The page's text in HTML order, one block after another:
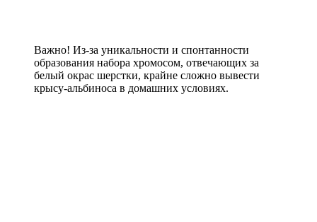
Важно! Из-за уникальности и спонтанности
образования набора хромосом, отвечающих за
белый окрас шерстки, крайне сложно вывести
крысу-альбиноса в домашних условиях.